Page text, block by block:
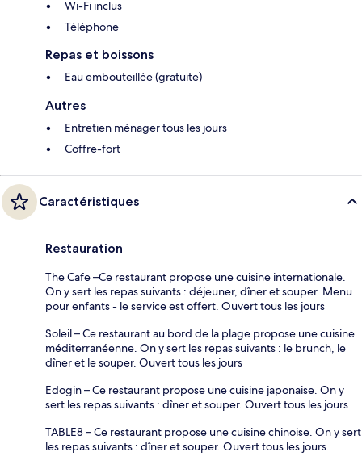
Wi-Fi inclus
Téléphone
Repas et boissons
Eau embouteillée (gratuite)
Autres
Entretien ménager tous les jours
Coffre-fort
Caractéristiques
Restauration
The Cafe –Ce restaurant propose une cuisine internationale.
On y sert les repas suivants : déjeuner, dîner et souper. Menu
pour enfants - le service est offert. Ouvert tous les jours
Soleil – Ce restaurant au bord de la plage propose une cuisine
méditerranéenne. On y sert les repas suivants : le brunch, le
dîner et le souper. Ouvert tous les jours
Edogin – Ce restaurant propose une cuisine japonaise. On y
sert les repas suivants : dîner et souper. Ouvert tous les jours
TABLE8 – Ce restaurant propose une cuisine chinoise. On y sert
les repas suivants : dîner et souper. Ouvert tous les jours